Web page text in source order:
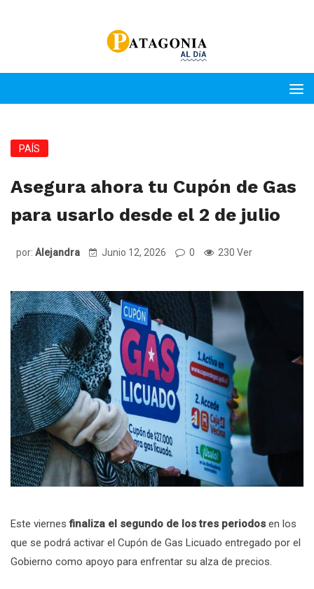
PAÍS
Asegura ahora tu Cupón de Gas
para usarlo desde el 2 de julio
por: Alejandra Junio 12, 2026 0 230 Ver
Este viernes finaliza el segundo de los tres periodos en los
que se podrá activar el Cupón de Gas Licuado entregado por el
Gobierno como apoyo para enfrentar su alza de precios.